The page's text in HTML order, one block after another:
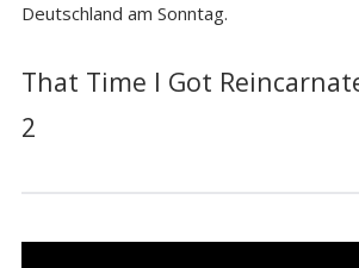
Deutschland am Sonntag.
That Time I Got
2